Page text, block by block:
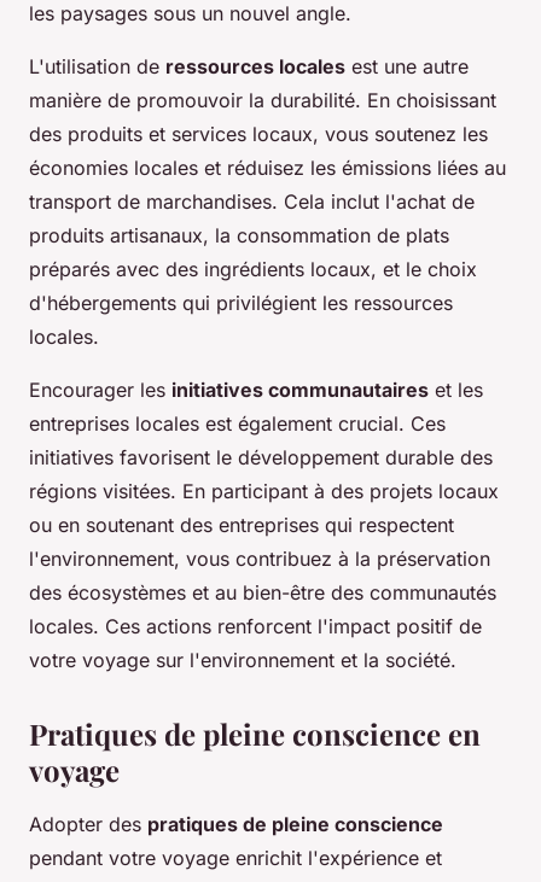
les paysages sous un nouvel angle.
L'utilisation de ressources locales est une autre
manière de promouvoir la durabilité. En choisissant
des produits et services locaux, vous soutenez les
économies locales et réduisez les émissions liées au
transport de marchandises. Cela inclut l'achat de
produits artisanaux, la consommation de plats
préparés avec des ingrédients locaux, et le choix
d'hébergements qui privilégient les ressources
locales.
Encourager les initiatives communautaires et les
entreprises locales est également crucial. Ces
initiatives favorisent le développement durable des
régions visitées. En participant à des projets locaux
ou en soutenant des entreprises qui respectent
l'environnement, vous contribuez à la préservation
des écosystèmes et au bien-être des communautés
locales. Ces actions renforcent l'impact positif de
votre voyage sur l'environnement et la société.
Pratiques de pleine conscience en
voyage
Adopter des pratiques de pleine conscience
pendant votre voyage enrichit l'expérience et